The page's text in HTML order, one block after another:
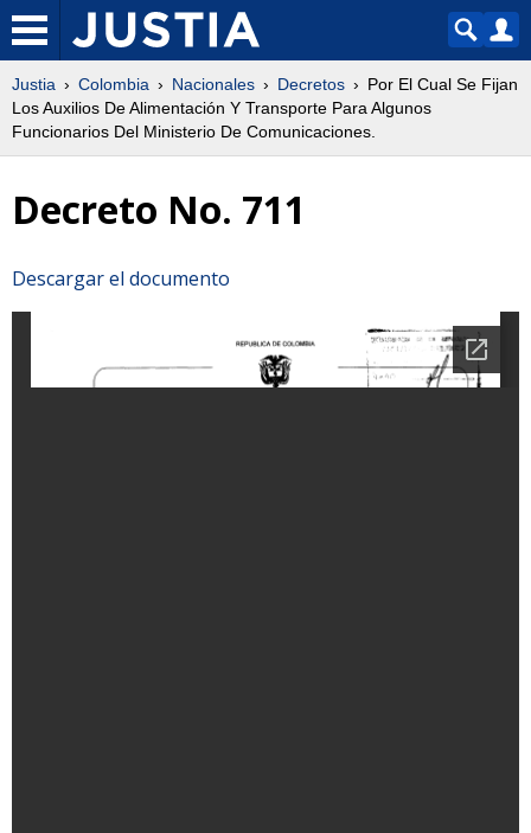
Justia Colombia Nacionales Decretos
Por El Cual Se Fijan
Los Auxilios De Alimentación Y Transporte Para Algunos
Funcionarios Del Ministerio De Comunicaciones.
Decreto No. 711
Descargar el documento